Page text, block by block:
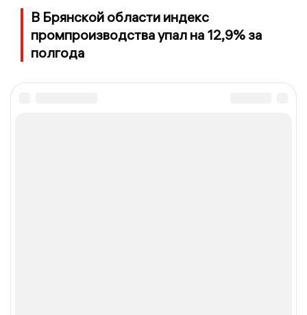
В Брянской области индекс
промпроизводства упал на 12,9% за
полгода